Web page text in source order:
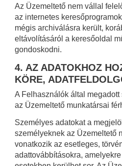
Az Üzemeltető nem vállal
az internetes
mégis archiválásra került,
eltávolításáról a keresőoldal
gondoskodni.
4. AZ ADATOKHOZ
KÖRE,
A Felhasználók által
az Üzemeltető munkatársai
Személyes adatokat a
személyeknek az Üzemeltető
vonatkozik az esetleges,
adattovábbításokra,